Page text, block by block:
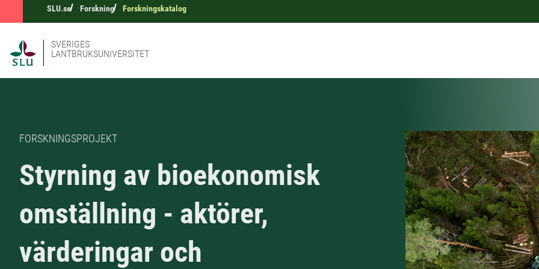
SLU.se Forskning Forskningskatalog
SVERIGES
LANTBRUKSUNIVERSITET
FORSKNINGSPROJEKT
Styrning av bioekonomisk
omställning - aktörer,
värderingar och